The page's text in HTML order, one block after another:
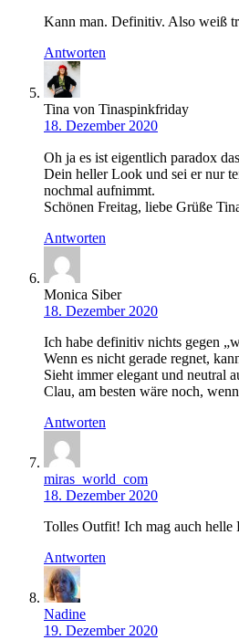
Kann man. Definitiv. Also weiß
Antworten
Tina von Tinaspinkfriday
18. Dezember 2020
Oh ja es ist eigentlich paradox
Dein heller Look und sei er nur
nochmal aufnimmt.
Schönen Freitag, liebe Grüße
Antworten
Monica Siber
18. Dezember 2020
Ich habe definitiv nichts gegen
Wenn es nicht gerade regnet,
Sieht immer elegant und neutral
Clau, am besten wäre noch,
Antworten
miras_world_com
18. Dezember 2020
Tolles Outfit! Ich mag auch helle
Antworten
Nadine
19. Dezember 2020